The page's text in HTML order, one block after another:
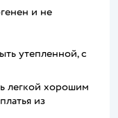
и не
утепленной, с
легкой хорошим
из